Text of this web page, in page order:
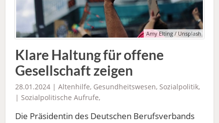
Amy Elting / Unsplash
Klare Haltung für offene
Gesellschaft zeigen
28.01.2024 | Altenhilfe, Gesundheitswesen, Sozialpolitik,
| Sozialpolitische Aufrufe,
Die Präsidentin des Deutschen Berufsverbands